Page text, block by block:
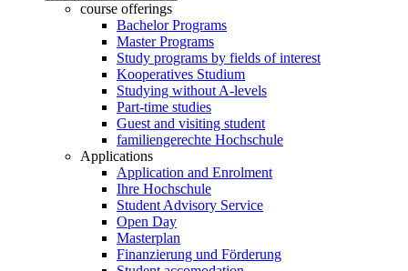
course offerings
Bachelor Programs
Master Programs
Study programs by fields of interest
Kooperatives Studium
Studying without A-levels
Part-time studies
Guest and visiting student
familiengerechte Hochschule
Applications
Application and Enrolment
Ihre Hochschule
Student Advisory Service
Open Day
Masterplan
Finanzierung und Förderung